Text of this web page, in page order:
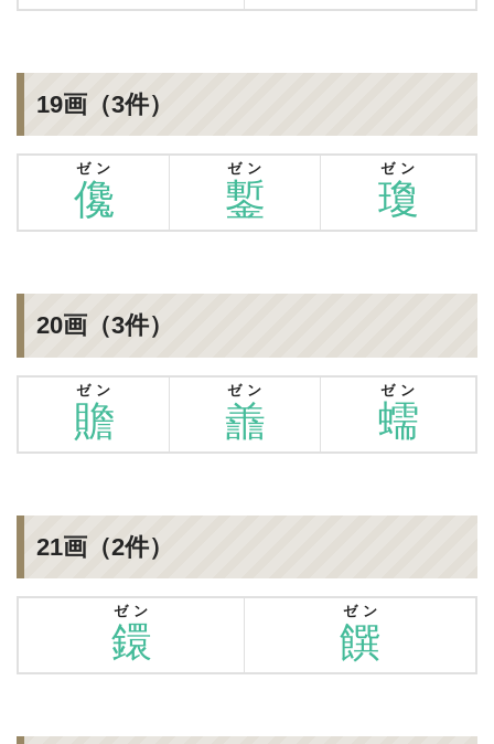
19画（3件）
儳
ゼン
鏨
ゼン
瓊
ゼン
20画（3件）
贍
ゼン
譱
ゼン
蠕
ゼン
21画（2件）
鐶
ゼン
饌
ゼン